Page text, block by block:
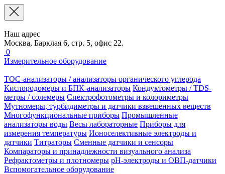
Наш адрес
Москва, Барклая 6, стр. 5, офис 22.
0
Измерительное оборудование
TOC-анализаторы / анализаторы органического углерода
Кислородомеры и БПК-анализаторы Кондуктометры / TDS-
метры / солемеры Спектрофотометры и колориметры
Мутномеры, турбидиметры и датчики взвешенных веществ
Многофункциональные приборы Промышленные
анализаторы воды Весы лабораторные Приборы для
измерения температуры Ионоселективные электроды и
датчики Титраторы Сменные датчики и сенсоры
Компараторы и принадлежности визуального анализа
Рефрактометры и плотномеры pH-электроды и ОВП-датчики
Вспомогательное оборудование